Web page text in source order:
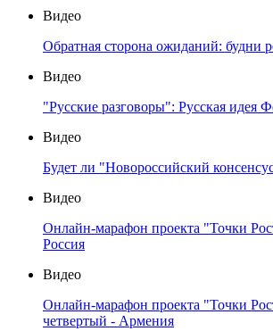
Видео
Обратная сторона ожиданий: будни
Видео
"Русские разговоры": Русская идея
Видео
Будет ли "Новороссийский
Видео
Онлайн-марафон проекта "Точки
Россия
Видео
Онлайн-марафон проекта "Точки
четвертый - Армения